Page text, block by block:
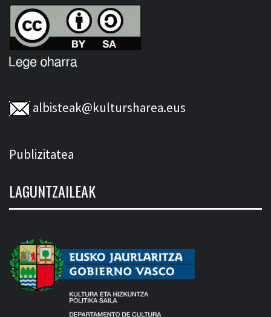
albisteak@kultursharea.eus
Publizitatea
LAGUNTZAILEAK